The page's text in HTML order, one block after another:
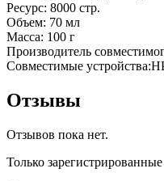
Ресурс: 8000 стр.
Объем: 70 мл
Масса: 100 г
Производитель
Совместимые
Отзывы
Отзывов пока нет.
Только